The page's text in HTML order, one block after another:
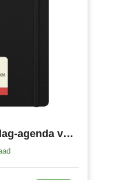
Moleskine dag-agenda voor 12 maanden met harde kaft